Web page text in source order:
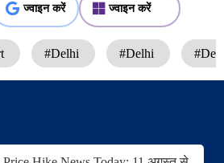
ज्वाइन करें ज्वाइन करें
#Delhi #Delhi